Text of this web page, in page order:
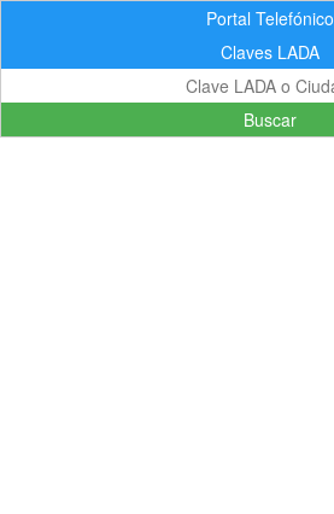
Portal Telefónico
Claves LADA
Buscar